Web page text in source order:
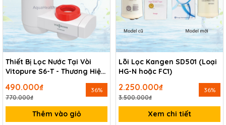
Thiết Bị Lọc Nước Tại Vòi
Vitopure S6-T - Thương Hiệu
490.000₫
770.000₫
36%
Thêm vào giỏ
Lõi Lọc Kangen SD501 (Loại
HG-N hoặc FC1)
2.250.000₫
3.500.000₫
36%
Xem chi tiết